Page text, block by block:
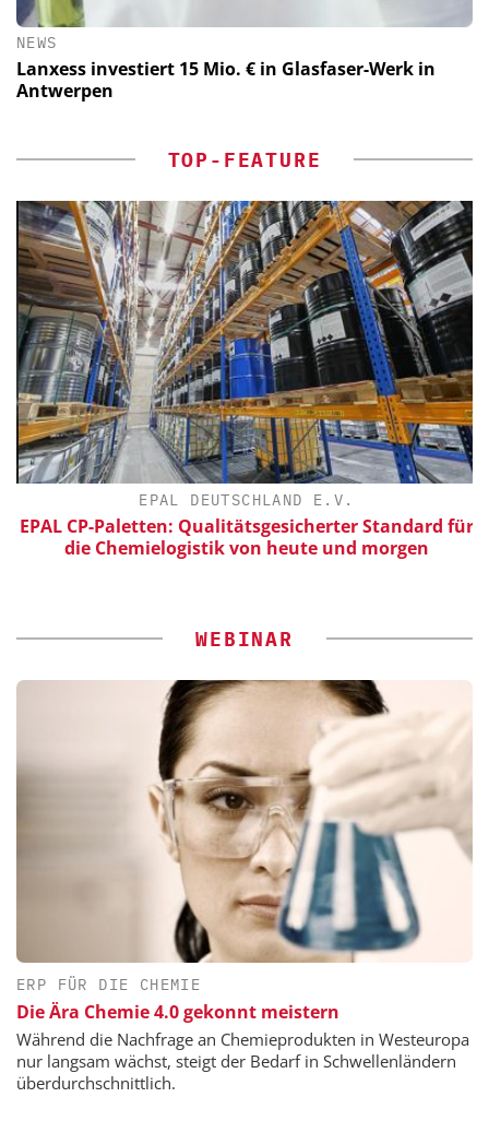
NEWS
Lanxess investiert 15 Mio. € in Glasfaser-Werk in
Antwerpen
TOP-FEATURE
EPAL DEUTSCHLAND E.V.
EPAL CP-Paletten: Qualitätsgesicherter Standard für
die Chemielogistik von heute und morgen
WEBINAR
ERP FÜR DIE CHEMIE
Die Ära Chemie 4.0 gekonnt meistern
Während die Nachfrage an Chemieprodukten in Westeuropa
nur langsam wächst, steigt der Bedarf in Schwellenländern
überdurchschnittlich.